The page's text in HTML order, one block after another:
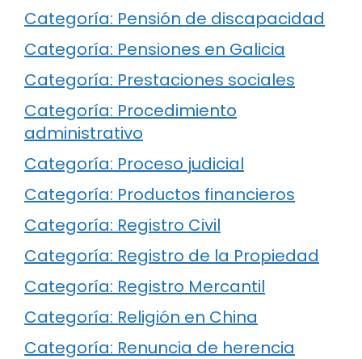
Categoría: Pensión de discapacidad
Categoría: Pensiones en Galicia
Categoría: Prestaciones sociales
Categoría: Procedimiento
administrativo
Categoría: Proceso judicial
Categoría: Productos financieros
Categoría: Registro Civil
Categoría: Registro de la Propiedad
Categoría: Registro Mercantil
Categoría: Religión en China
Categoría: Renuncia de herencia